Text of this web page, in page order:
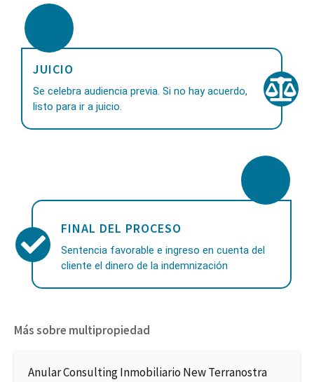
JUICIO
Se celebra audiencia previa. Si no hay acuerdo,
listo para ir a juicio.
FINAL DEL PROCESO
Sentencia favorable e ingreso en cuenta del
cliente el dinero de la indemnización
Más sobre multipropiedad
Anular Consulting Inmobiliario New Terranostra